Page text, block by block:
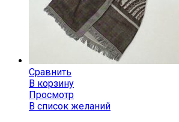
Сравнить
В корзину
Просмотр
В список желаний